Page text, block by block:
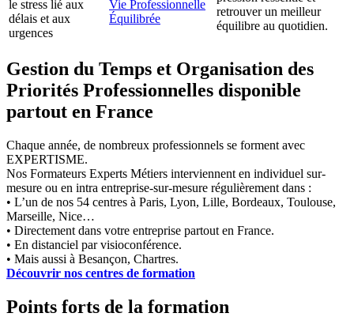
le stress lié aux
délais et aux
urgences
Vie Professionnelle
Équilibrée
retrouver un meilleur
équilibre au quotidien.
Gestion du Temps et Organisation des
Priorités Professionnelles disponible
partout en France
Chaque année, de nombreux professionnels se forment avec
EXPERTISME.
Nos Formateurs Experts Métiers interviennent en individuel sur-
mesure ou en intra entreprise-sur-mesure régulièrement dans :
• L’un de nos 54 centres à Paris, Lyon, Lille, Bordeaux, Toulouse,
Marseille, Nice…
• Directement dans votre entreprise partout en France.
• En distanciel par visioconférence.
• Mais aussi à Besançon, Chartres.
Découvrir nos centres de formation
Points forts de la formation